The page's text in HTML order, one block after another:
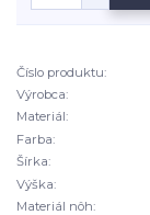
Číslo produktu:
Výrobca:
Materiál:
Farba:
Šírka:
Výška:
Materiál nôh: